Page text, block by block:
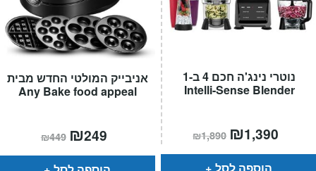
אניבייק המולטי החדש מבית
Any Bake food appeal
₪449 המחיר
המקורי
היה:
₪449.
₪249
הוא:
נוטרי נינג'ה חכם 4 ב-1
Intelli-Sense Blender
₪1,890 המחיר
המקורי
היה:
₪1,890.
₪1,390
הוא:
הוספה לסל